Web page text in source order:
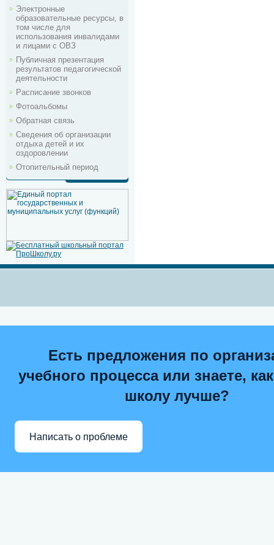
Электронные
образовательные ресурсы, в
том числе для
использования инвалидами
и лицами с ОВЗ
Публичная презентация
результатов педагогической
деятельности
Расписание звонков
Фотоальбомы
Обратная связь
Сведения об организации
отдыха детей и их
оздоровлении
Отопительный период
Есть предложения по
учебного процесса или знаете,
школу лучше?
Написать о проблеме